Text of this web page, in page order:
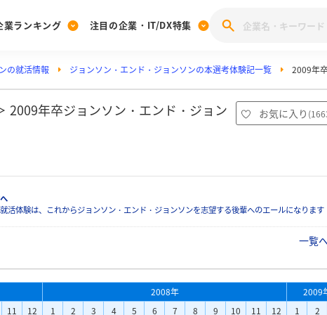
[27卒] 本選考体験記投稿キャンペーン
業ランキング
みんなのDX企業就職ブランド調査
みん
注目の企業・IT/DX特集
28
企業研究
の就活情報 ジョンソン・エンド・ジョンソンの本選考体験記一覧 2009年
2009年卒ジョンソン・エンド・ジョン
お気に入り (
活体験は、これからジョンソン・エンド・ジョンソンを志望する後輩へのエールになります
一覧
2008年
2009
11 12 1 2 3 4 5 6 7 8 9 10 11 12 1 2